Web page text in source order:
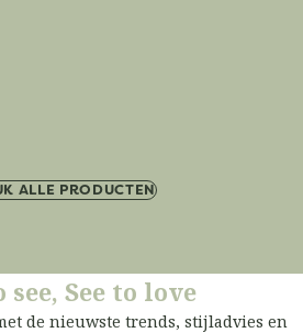
ALLE PRODUCTEN
see, See to love
de nieuwste trends, stijladvies en